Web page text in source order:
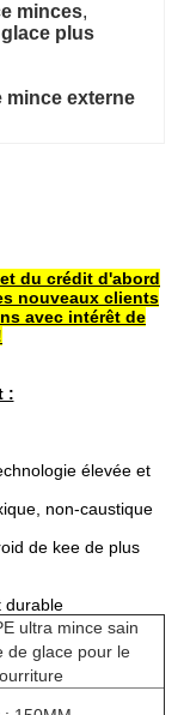
minces,
plus
mince externe
du crédit d'abord
nouveaux clients
avec intérêt de
:
élevée et
non-caustique
de kee de plus
durable
ultra mince sain
de glace pour le